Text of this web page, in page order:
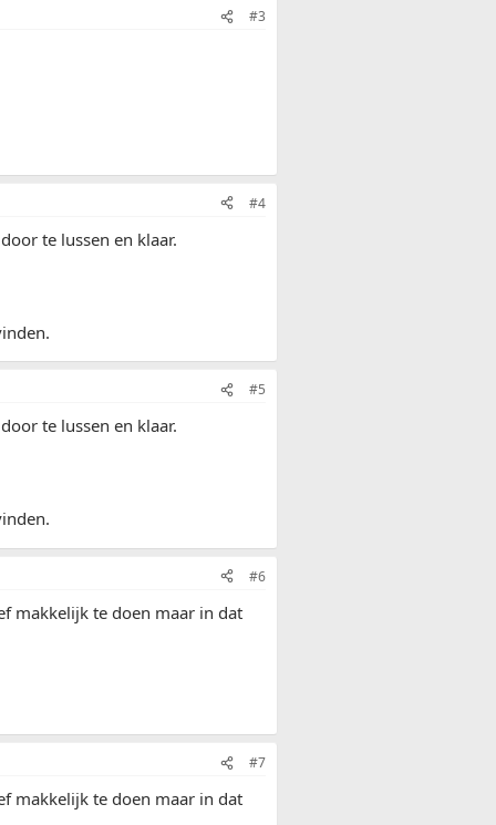
#3
#4
te lussen en klaar.
#5
te lussen en klaar.
#6
makkelijk te doen maar in dat
#7
makkelijk te doen maar in dat